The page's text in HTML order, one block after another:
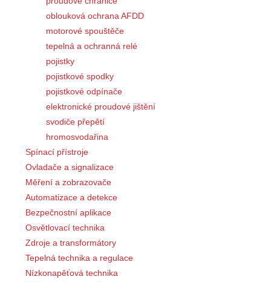
oblouková ochrana AFDD
motorové spouštěče
tepelná a ochranná relé
pojistky
pojistkové spodky
pojistkové odpínače
elektronické proudové jištění
svodiče přepětí
hromosvodařina
Spínací přístroje
Ovladače a signalizace
Měření a zobrazovače
Automatizace a detekce
Bezpečnostní aplikace
Osvětlovací technika
Zdroje a transformátory
Tepelná technika a regulace
Nízkonapěťová technika